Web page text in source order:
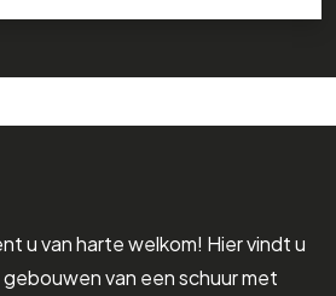
u van harte welkom! Hier vindt u
van een schuur met